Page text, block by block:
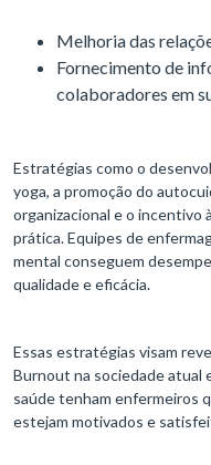
Melhoria das
Fornecimento de
colaboradores em
Estratégias como o
yoga, a promoção do
organizacional e o incentivo
prática. Equipes de
mental conseguem
qualidade e eficácia.
Essas estratégias visam
Burnout na sociedade atual
saúde tenham enfermeiros
estejam motivados e